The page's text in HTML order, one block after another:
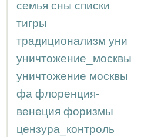
семья сны списки
тигры
традиционализм уни
уничтожение_москвы
уничтожение москвы
фа флоренция-
венеция форизмы
цензура_контроль